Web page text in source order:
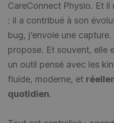
CareConnect Physio. Et il
: il a contribué à son
bug, j’envoie une capture.
propose. Et souvent, elle
un outil pensé avec les
fluide, moderne, et
quotidien.